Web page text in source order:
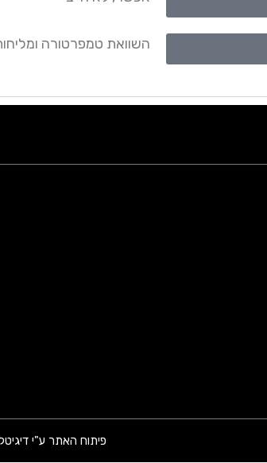
השוואת טמפרטורה
פיתוח האתר ע"י